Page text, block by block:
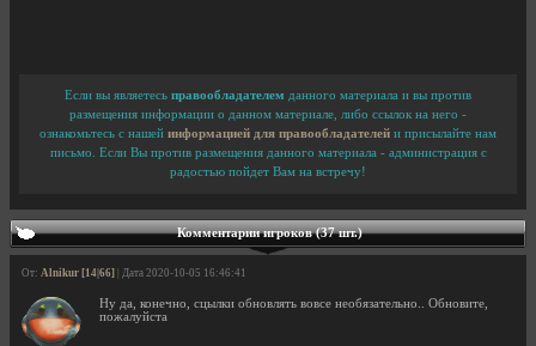
Если вы являетесь правообладателем данного материала и вы против
размещения информации о данном материале, либо ссылок на него -
ознакомьтесь с нашей информацией для правообладателей и присылайте нам
письмо. Если Вы против размещения данного материала - администрация с
радостью пойдет Вам на встречу!
Комментарии игроков (37 шт.)
От: Alnikur [14|66] | Дата 2020-10-05 16:46:41
Ну да, конечно, сцылки обновлять вовсе необязательно.. Обновите,
пожалуйста